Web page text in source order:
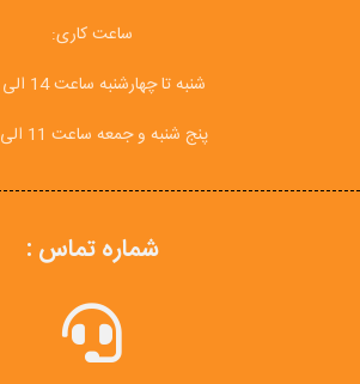
ساعت کاری:
شنبه تا چهارشنبه ساعت 14 الی 21
پنج شنبه و جمعه ساعت 11 الی 21
شماره تماس :